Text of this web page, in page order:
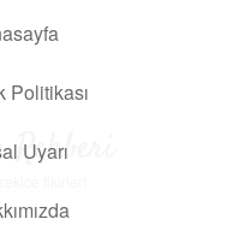
Politikası
Uyarı